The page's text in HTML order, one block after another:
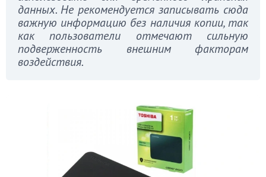
данных. Не рекомендуется записывать сюда
важную информацию без наличия копии, так
как пользователи отмечают сильную
подверженность внешним факторам
воздействия.